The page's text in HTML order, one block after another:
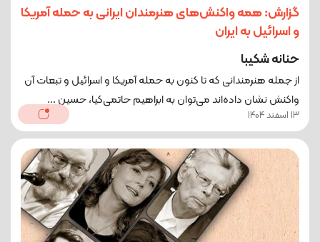
گزارش: همه واکنش‌های هنرمندان ایرانی به حمله آمریکا
و اسرائیل به ایران
حنانه شکیبا
از جمله هنرمندانی که تا کنون به حمله آمریکا و اسرائیل و تبعات آن
واکنش نشان داده‌اند می‌توان به ابراهیم حاتمی‌کیا، حسین ...
13 اسفند 1404